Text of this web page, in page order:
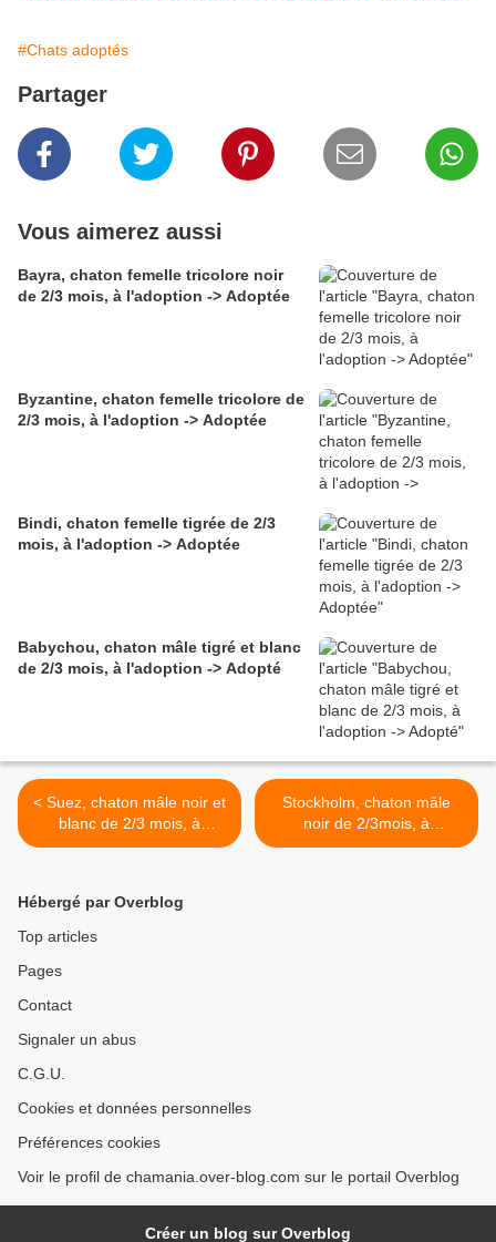
#Chats adoptés
Partager
Vous aimerez aussi
Bayra, chaton femelle tricolore noir
de 2/3 mois, à l'adoption -> Adoptée
Byzantine, chaton femelle tricolore de
2/3 mois, à l'adoption -> Adoptée
Bindi, chaton femelle tigrée de 2/3
mois, à l'adoption -> Adoptée
Babychou, chaton mâle tigré et blanc
de 2/3 mois, à l'adoption -> Adopté
< Suez, chaton mâle noir et
blanc de 2/3 mois, à
l'adoption -> adopté
Stockholm, chaton mâle
noir de 2/3mois, à
l'adoption -> adopté avec
Hébergé par Overblog
Top articles
Pages
Contact
Signaler un abus
C.G.U.
Cookies et données personnelles
Préférences cookies
Voir le profil de chamania.over-blog.com sur le portail Overblog
Créer un blog sur Overblog